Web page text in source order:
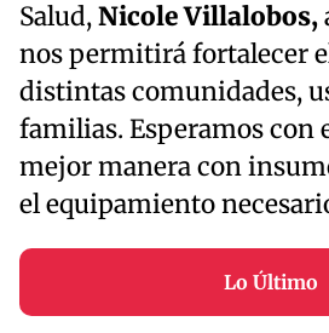
Salud,Nicole Villalobos,
nos permitirá fortalecer
distintas comunidades,
familias. Esperamos con
mejor manera con
el equipamiento
Lo Último